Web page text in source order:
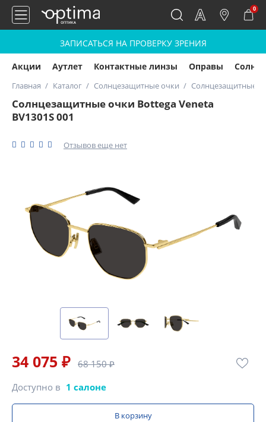
0
ЗАПИСАТЬСЯ НА ПРОВЕРКУ ЗРЕНИЯ
Акции Аутлет Контактные линзы Оправы
Главная Каталог Солнцезащитные очки Солнцезащитные
Солнцезащитные очки Bottega Veneta
BV1301S 001
Отзывов еще нет
34 075 ₽ 68 150 ₽
Доступно в 1 салоне
В корзину